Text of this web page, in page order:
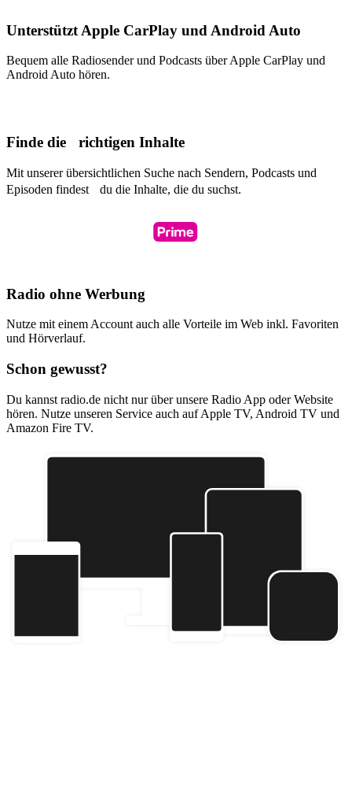
Unterstützt Apple CarPlay und Android Auto
Bequem alle Radiosender und Podcasts über Apple CarPlay und
Android Auto hören.
Finde die richtigen Inhalte
Mit unserer übersichtlichen Suche nach Sendern, Podcasts und
Episoden findest du die Inhalte, die du suchst.
Radio ohne Werbung
Nutze mit einem Account auch alle Vorteile im Web inkl. Favoriten
und Hörverlauf.
Schon gewusst?
Du kannst radio.de nicht nur über unsere Radio App oder Website
hören. Nutze unseren Service auch auf Apple TV, Android TV und
Amazon Fire TV.